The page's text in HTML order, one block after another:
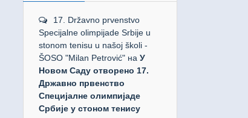
17. Državno prvenstvo
Specijalne olimpijade Srbije u
stonom tenisu u našoj školi -
ŠOSO "Milan Petrović" на У
Новом Саду отворено 17.
Државно првенство
Специјалне олимпијаде
Србије у стоном тенису